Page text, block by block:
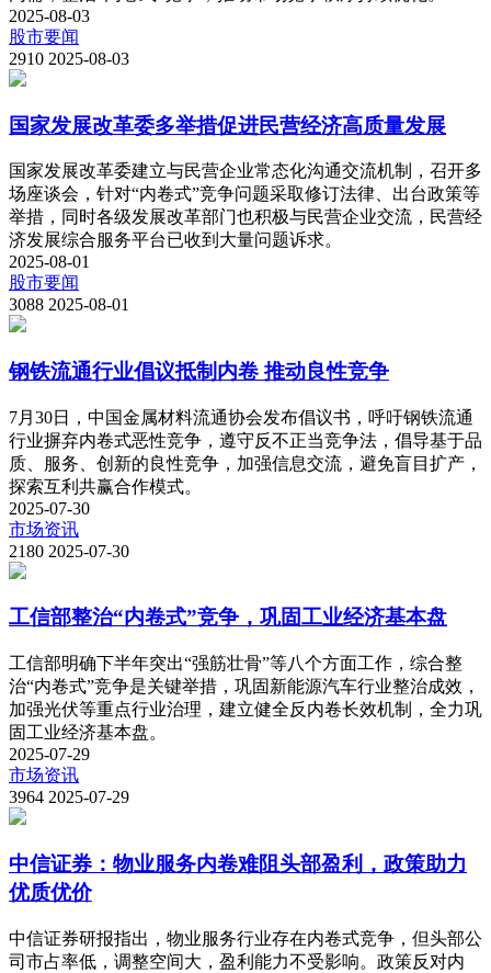
2025-08-03
股市要闻
2910 2025-08-03
国家发展改革委多举措促进民营经济高质量发展
国家发展改革委建立与民营企业常态化沟通交流机制，召开多
场座谈会，针对“内卷式”竞争问题采取修订法律、出台政策等
举措，同时各级发展改革部门也积极与民营企业交流，民营经
济发展综合服务平台已收到大量问题诉求。
2025-08-01
股市要闻
3088 2025-08-01
钢铁流通行业倡议抵制内卷 推动良性竞争
7月30日，中国金属材料流通协会发布倡议书，呼吁钢铁流通
行业摒弃内卷式恶性竞争，遵守反不正当竞争法，倡导基于品
质、服务、创新的良性竞争，加强信息交流，避免盲目扩产，
探索互利共赢合作模式。
2025-07-30
市场资讯
2180 2025-07-30
工信部整治“内卷式”竞争，巩固工业经济基本盘
工信部明确下半年突出“强筋壮骨”等八个方面工作，综合整
治“内卷式”竞争是关键举措，巩固新能源汽车行业整治成效，
加强光伏等重点行业治理，建立健全反内卷长效机制，全力巩
固工业经济基本盘。
2025-07-29
市场资讯
3964 2025-07-29
中信证券：物业服务内卷难阻头部盈利，政策助力
优质优价
中信证券研报指出，物业服务行业存在内卷式竞争，但头部公
司市占率低，调整空间大，盈利能力不受影响。政策反对内